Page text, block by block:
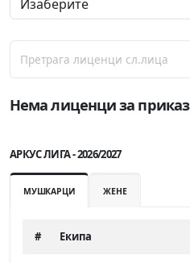
Нема лиценци за приказ
АРКУС ЛИГА - 2026/2027
МУШКАРЦИ ЖЕНЕ
# Екипа